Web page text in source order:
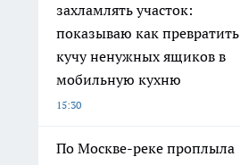
захламлять участок:
показываю как превратить
кучу ненужных ящиков в
мобильную кухню
15:30
По Москве-реке проплыла